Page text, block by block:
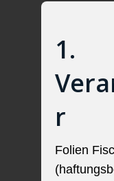
1.
r
Folien